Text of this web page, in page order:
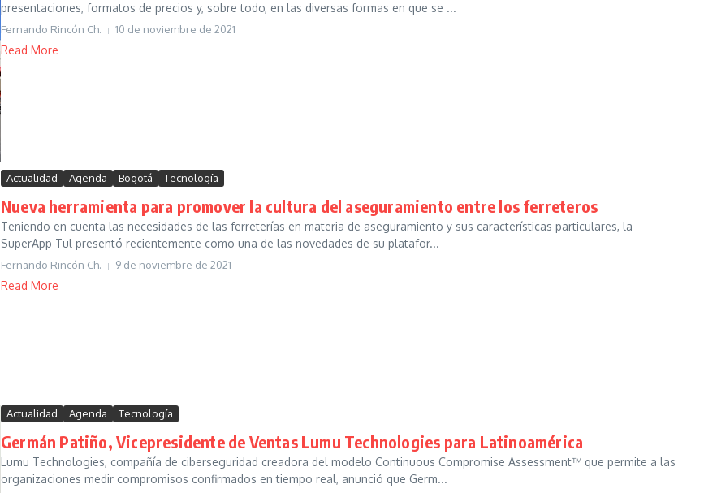
presentaciones, formatos de precios y, sobre todo, en las diversas formas en que se ...
Fernando Rincón Ch. 10 de noviembre de 2021
Read More
Actualidad Agenda Bogotá Tecnología
Nueva herramienta para promover la cultura del aseguramiento entre los ferreteros
Teniendo en cuenta las necesidades de las ferreterías en materia de aseguramiento y sus características particulares, la
SuperApp Tul presentó recientemente como una de las novedades de su platafor...
Fernando Rincón Ch. 9 de noviembre de 2021
Read More
Actualidad Agenda Tecnología
Germán Patiño, Vicepresidente de Ventas Lumu Technologies para Latinoamérica
Lumu Technologies, compañía de ciberseguridad creadora del modelo Continuous Compromise Assessment™ que permite a las
organizaciones medir compromisos confirmados en tiempo real, anunció que Germ...